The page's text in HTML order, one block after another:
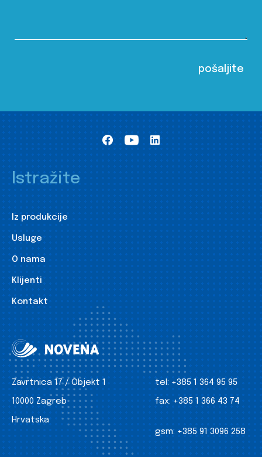
Istražite
Iz produkcije
Usluge
O nama
Klijenti
Kontakt
Zavrtnica 17 / Objekt 1
10000 Zagreb
Hrvatska
tel: +385 1 364 95 95
fax: +385 1 366 43 74
gsm: +385 91 3096 258